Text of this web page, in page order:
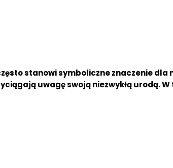
stanowi symboliczne znaczenie dla
uwagę swoją niezwykłą urodą.